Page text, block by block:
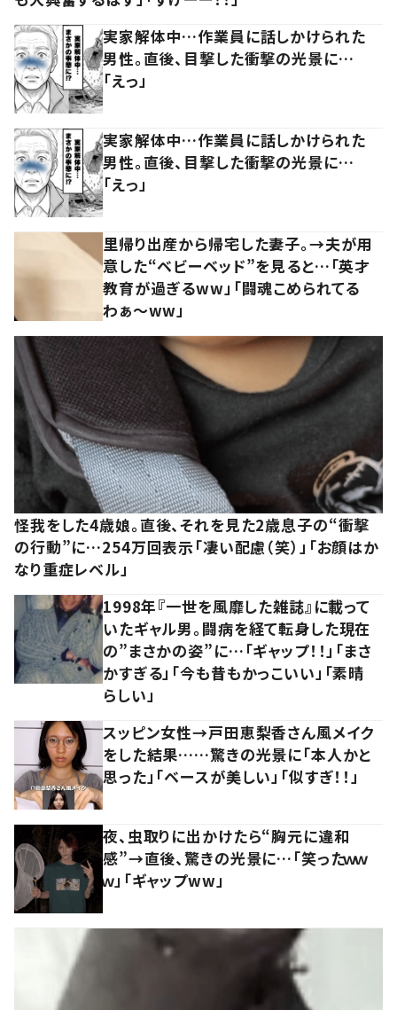
実家解体中…作業員に話しかけられた
男性。直後、目撃した衝撃の光景に…
「えっ」
実家解体中…作業員に話しかけられた
男性。直後、目撃した衝撃の光景に…
「えっ」
里帰り出産から帰宅した妻子。→夫が用
意した“ベビーベッド”を見ると…「英才
教育が過ぎるww」「闘魂こめられてる
わぁ～ww」
怪我をした4歳娘。直後、それを見た2歳息子の“衝撃
の行動”に…254万回表示「凄い配慮（笑）」「お顔はか
なり重症レベル」
1998年『一世を風靡した雑誌』に載って
いたギャル男。闘病を経て転身した現在
の”まさかの姿”に…「ギャップ！！」「まさ
かすぎる」「今も昔もかっこいい」「素晴
らしい」
スッピン女性→戸田恵梨香さん風メイク
をした結果……驚きの光景に「本人かと
思った」「ベースが美しい」「似すぎ！！」
夜、虫取りに出かけたら“胸元に違和
感”→直後、驚きの光景に…「笑ったｗｗ
ｗ」「ギャップww」